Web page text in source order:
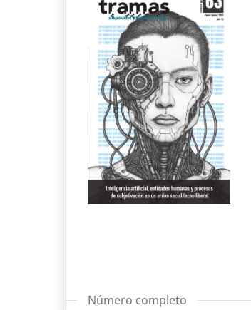
Número completo